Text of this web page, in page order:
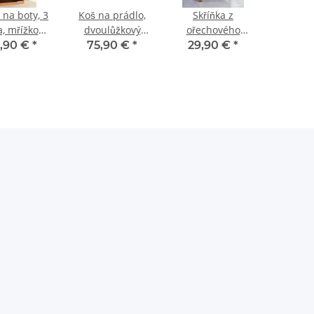
na boty, 3
mřížkový
ořechové
€ *
Koš na prádlo,
dvoulůžkový
ořech
75,90 € *
Skříňka z
ořechového
dřeva
29,90 € *